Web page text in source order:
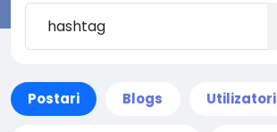
Postari Blogs Utilizatori